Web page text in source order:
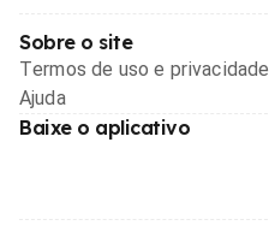
Sobre o site
Termos de uso e privacidade
Ajuda
Baixe o aplicativo